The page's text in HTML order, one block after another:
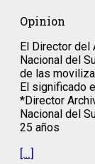
Opinion
El Director del
Nacional del
de las
El significado
*Director
Nacional del
25 años
[…]